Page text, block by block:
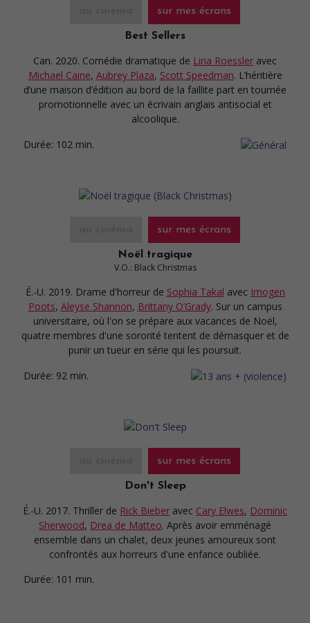
sur mes écrans
Best Sellers
Can. 2020. Comédie dramatique de Lina Roessler avec
Michael Caine, Aubrey Plaza, Scott Speedman. L’héritière
d’une maison d’édition au bord de la faillite part en tournée
promotionnelle avec un écrivain anglais antisocial et
alcoolique.
Durée: 102 min.
sur mes écrans
Noël tragique
V.O.: Black Christmas
É.-U. 2019. Drame d'horreur de Sophia Takal avec Imogen
Poots, Aleyse Shannon, Brittany O’Grady. Sur un campus
universitaire, où l'on se prépare aux vacances de Noël,
quatre membres d'une sororité tentent de démasquer et de
punir un tueur en série qui les poursuit.
Durée: 92 min.
sur mes écrans
Don't Sleep
É.-U. 2017. Thriller de Rick Bieber avec Cary Elwes, Dominic
Sherwood, Drea de Matteo. Après avoir emménagé
ensemble dans un chalet, deux jeunes amoureux sont
confrontés aux horreurs d'une enfance oubliée.
Durée: 101 min.